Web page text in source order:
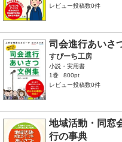
レビュー投稿数0件
司会進行あいさ
すぴーち工房
小説・実用書
1巻
800pt
レビュー投稿数0件
地域活動・同窓
行の事典